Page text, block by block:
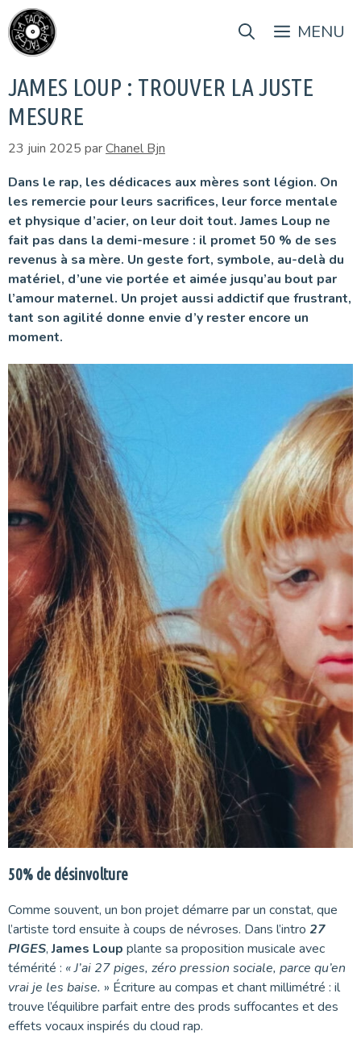
Aller
au
contenu
MENU
JAMES LOUP : TROUVER LA JUSTE
MESURE
23 juin 2025 parChanel Bjn
Dans le rap, les dédicaces aux mères sont légion. On
les remercie pour leurs sacrifices, leur force mentale
et physique d’acier, on leur doit tout.James Loup ne
fait pas dans la demi-mesure : il promet 50 % de ses
revenus à sa mère. Un geste fort, symbole, au-delà du
matériel, d’une vie portée et aimée jusqu’au bout par
l’amour maternel. Un projet aussi addictif que frustrant,
tant son agilité donne envie d’y rester encore un
moment.
50% de désinvolture
Comme souvent, un bon projet démarre par un constat, que
l’artiste tord ensuite à coups de névroses. Dans l’intro 27
PIGES,James Loup plante sa proposition musicale avec
témérité : « J’ai 27 piges, zéro pression sociale, parce qu’en
vrai je les baise. » Écriture au compas et chant millimétré : il
trouve l’équilibre parfait entre des prods suffocantes et des
effets vocaux inspirés du cloud rap.